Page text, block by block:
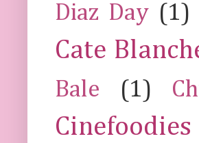
Diaz Day (1)
Cate
Bale
(1)
Cinefoodies